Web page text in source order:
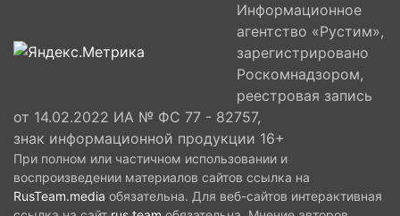
Информационное
агентство «Рустим»,
зарегистрировано
Роскомнадзором,
реестровая запись
от 14.02.2022 ИА № ФС 77 - 82757,
знак информационной продукции 16+
При полном или частичном использовании и
воспроизведении материалов сайтов ссылка на
RusTeam.media обязательна. Для веб-сайтов интерактивная